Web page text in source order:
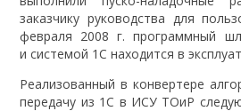
заказчику руководства для
февраля 2008 г. программный
и системой 1С находится в
Реализованный в конвертере
передачу из 1С в ИСУ ТОиР